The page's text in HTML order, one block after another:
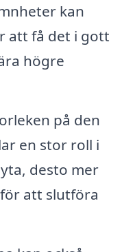
kan
att få det i gott
högre
på den
en stor roll i
desto mer
att slutföra